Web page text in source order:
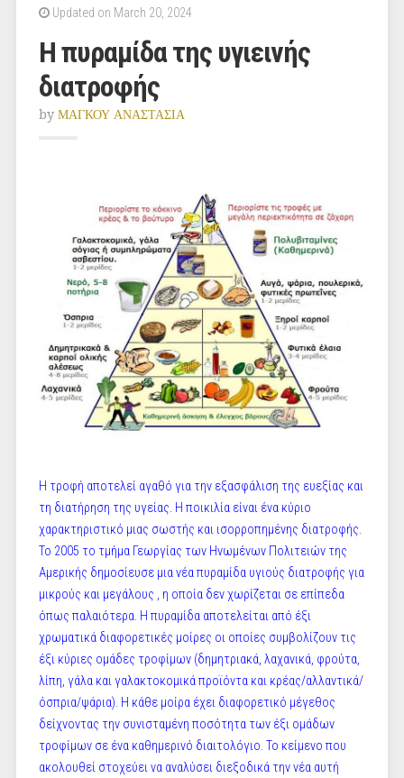
Updated on March 20, 2024
Η πυραμίδα της υγιεινής
διατροφής
by ΜΑΓΚΟΥ ΑΝΑΣΤΑΣΙΑ
Η τροφή αποτελεί αγαθό για την εξασφάλιση της ευεξίας και
τη διατήρηση της υγείας. Η ποικιλία είναι ένα κύριο
χαρακτηριστικό μιας σωστής και ισορροπημένης διατροφής.
Το 2005 το τμήμα Γεωργίας των Ηνωμένων Πολιτειών της
Αμερικής δημοσίευσε μια νέα πυραμίδα υγιούς διατροφής για
μικρούς και μεγάλους , η οποία δεν χωρίζεται σε επίπεδα
όπως παλαιότερα. Η πυραμίδα αποτελείται από έξι
χρωματικά διαφορετικές μοίρες οι οποίες συμβολίζουν τις
έξι κύριες ομάδες τροφίμων (δημητριακά, λαχανικά, φρούτα,
λίπη, γάλα και γαλακτοκομικά προϊόντα και κρέας/αλλαντικά/
όσπρια/ψάρια). Η κάθε μοίρα έχει διαφορετικό μέγεθος
δείχνοντας την συνισταμένη ποσότητα των έξι ομάδων
τροφίμων σε ένα καθημερινό διαιτολόγιο. Το κείμενο που
ακολουθεί στοχεύει να αναλύσει διεξοδικά την νέα αυτή